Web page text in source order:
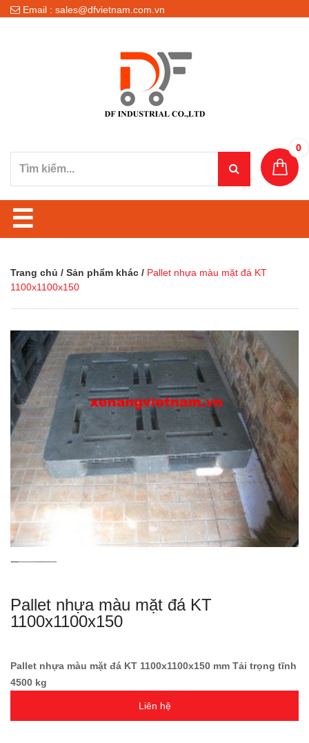
Email : sales@dfvietnam.com.vn
0
☰
Trang chủ / Sản phẩm khác / Pallet nhựa màu mặt đá KT
1100x1100x150
Pallet nhựa màu mặt đá KT
1100x1100x150
Pallet nhựa màu mặt đá KT 1100x1100x150 mm Tải trọng tĩnh
4500 kg
Liên hệ